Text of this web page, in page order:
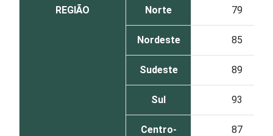
REGIÃO Norte 79
Nordeste 85
Sudeste 89
Sul 93
Centro-
87